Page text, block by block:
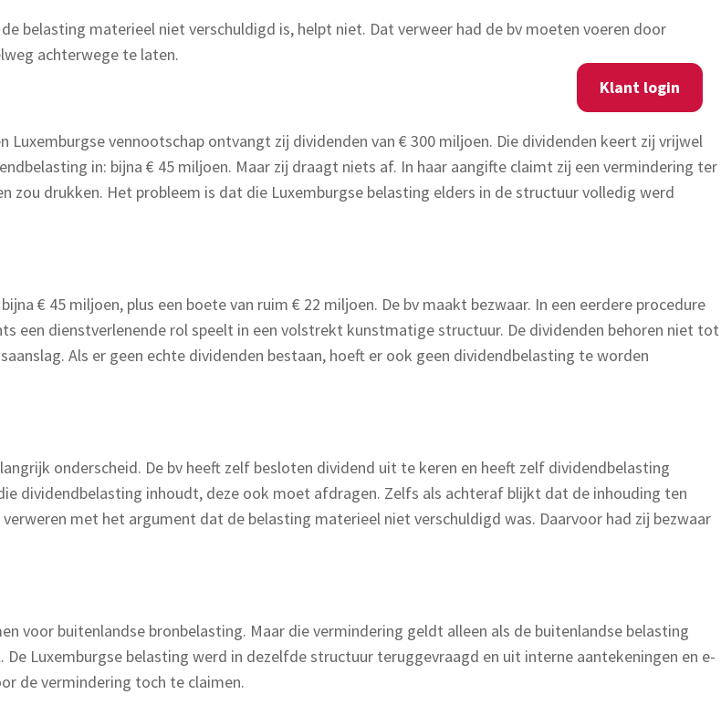
Klant login
belasting materieel niet verschuldigd is, helpt niet. Dat verweer had de bv moeten voeren door
achterwege te laten.
vennootschap ontvangt zij dividenden van € 300 miljoen. Die dividenden keert zij vrijwel
in: bijna € 45 miljoen. Maar zij draagt niets af. In haar aangifte claimt zij een vermindering ter
drukken. Het probleem is dat die Luxemburgse belasting elders in de structuur volledig werd
€ 45 miljoen, plus een boete van ruim € 22 miljoen. De bv maakt bezwaar. In een eerdere procedure
een dienstverlenende rol speelt in een volstrekt kunstmatige structuur. De dividenden behoren niet tot
Als er geen echte dividenden bestaan, hoeft er ook geen dividendbelasting te worden
onderscheid. De bv heeft zelf besloten dividend uit te keren en heeft zelf dividendbelasting
dividendbelasting inhoudt, deze ook moet afdragen. Zelfs als achteraf blijkt dat de inhouding ten
met het argument dat de belasting materieel niet verschuldigd was. Daarvoor had zij bezwaar
voor buitenlandse bronbelasting. Maar die vermindering geldt alleen als de buitenlandse belasting
Luxemburgse belasting werd in dezelfde structuur teruggevraagd en uit interne aantekeningen en e-
de vermindering toch te claimen.